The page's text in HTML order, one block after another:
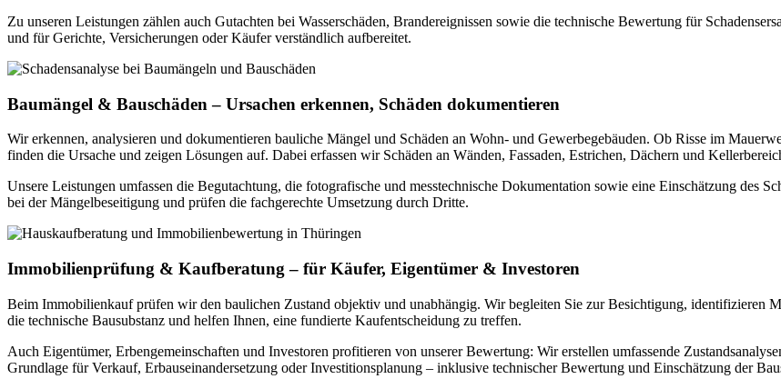
Zu unseren Leistungen zählen auch Gutachten bei Wasserschäden, Brandereignissen sowie die technische Bewertung für
und für Gerichte, Versicherungen oder Käufer verständlich aufbereitet.
Baumängel & Bauschäden – Ursachen erkennen, Schäden dokumentieren
Wir erkennen, analysieren und dokumentieren bauliche Mängel und Schäden an Wohn- und Gewerbegebäuden. Ob Risse im
finden die Ursache und zeigen Lösungen auf. Dabei erfassen wir Schäden an Wänden, Fassaden, Estrichen, Dächern und
Unsere Leistungen umfassen die Begutachtung, die fotografische und messtechnische Dokumentation sowie eine Einschätzung des
bei der Mängelbeseitigung und prüfen die fachgerechte Umsetzung durch Dritte.
Immobilienprüfung & Kaufberatung – für Käufer, Eigentümer & Investoren
Beim Immobilienkauf prüfen wir den baulichen Zustand objektiv und unabhängig. Wir begleiten Sie zur Besichtigung, identifizieren
die technische Bausubstanz und helfen Ihnen, eine fundierte Kaufentscheidung zu treffen.
Auch Eigentümer, Erbengemeinschaften und Investoren profitieren von unserer Bewertung: Wir erstellen umfassende
Grundlage für Verkauf, Erbauseinandersetzung oder Investitionsplanung – inklusive technischer Bewertung und Einschätzung der